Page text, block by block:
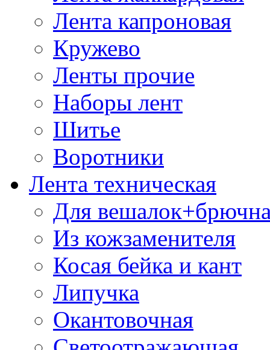
Лента капроновая
Кружево
Ленты прочие
Наборы лент
Шитье
Воротники
Лента техническая
Для
Из кожзаменителя
Косая бейка и кант
Липучка
Окантовочная